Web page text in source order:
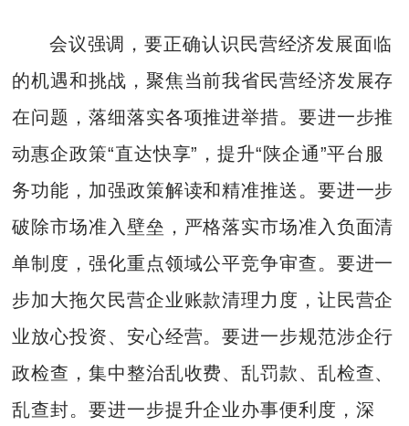
会议强调，要正确认识民营经济发展面临
的机遇和挑战，聚焦当前我省民营经济发展存
在问题，落细落实各项推进举措。要进一步推
动惠企政策“直达快享”，提升“陕企通”平台服
务功能，加强政策解读和精准推送。要进一步
破除市场准入壁垒，严格落实市场准入负面清
单制度，强化重点领域公平竞争审查。要进一
步加大拖欠民营企业账款清理力度，让民营企
业放心投资、安心经营。要进一步规范涉企行
政检查，集中整治乱收费、乱罚款、乱检查、
乱查封。要进一步提升企业办事便利度，深